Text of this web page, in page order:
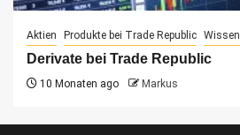
Aktien Produkte bei Trade Republic Wissen
Derivate bei Trade Republic
10 Monaten ago Markus